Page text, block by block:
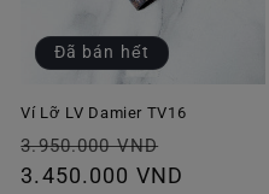
Đã bán hết
Ví Lỡ LV Damier TV16
Giá
thông
3.950.000 VND
ưu
3.450.000 VND